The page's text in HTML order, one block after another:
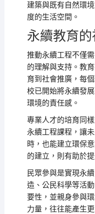
建築與既有自然環
度的生活空間。
永續教育
推動永續工程不僅
的理解與支持。教
育到社會推廣，每
校已開始將永續發
環境的責任感。
專業人才的培育同
永續工程課程，讓
時，也能建立環保
的建立，則有助於
民眾參與是實現永
造、公民科學等活
要性，並親身參與
力量，往往能產生